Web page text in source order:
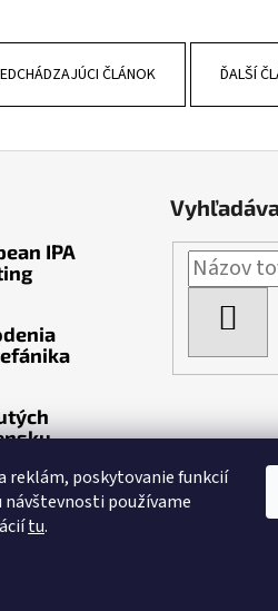
reklám, poskytovanie funkcií
návštevnosti používame
tu.
ČLÁNOK ĎALŠÍ
IPA